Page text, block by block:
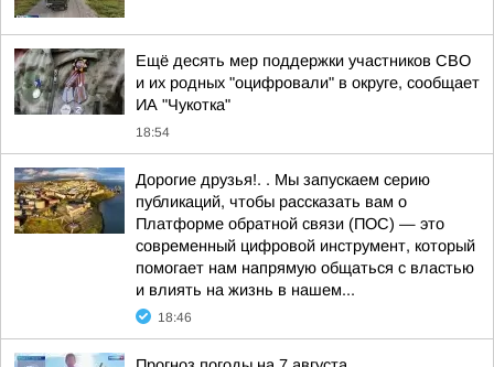
Ещё десять мер поддержки участников СВО
и их родных "оцифровали" в округе, сообщает
ИА "Чукотка"
18:54
Дорогие друзья!. . Мы запускаем серию
публикаций, чтобы рассказать вам о
Платформе обратной связи (ПОС) — это
современный цифровой инструмент, который
помогает нам напрямую общаться с властью
и влиять на жизнь в нашем...
18:46